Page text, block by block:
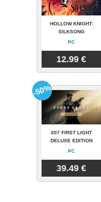
HOLLOW KNIGHT:
SILKSONG
PC
12.99 €
007 FIRST LIGHT
DELUXE EDITION
PC
39.49 €
-50%